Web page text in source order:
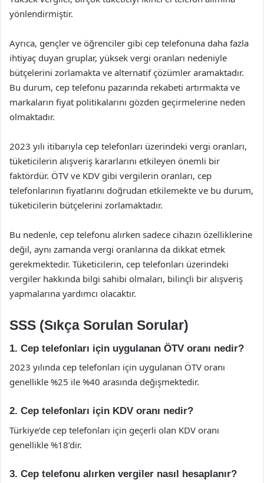
yönlendirmiştir.
Ayrıca, gençler ve öğrenciler gibi cep telefonuna daha fazla
ihtiyaç duyan gruplar, yüksek vergi oranları nedeniyle
bütçelerini zorlamakta ve alternatif çözümler aramaktadır.
Bu durum, cep telefonu pazarında rekabeti artırmakta ve
markaların fiyat politikalarını gözden geçirmelerine neden
olmaktadır.
2023 yılı itibarıyla cep telefonları üzerindeki vergi oranları,
tüketicilerin alışveriş kararlarını etkileyen önemli bir
faktördür. ÖTV ve KDV gibi vergilerin oranları, cep
telefonlarının fiyatlarını doğrudan etkilemekte ve bu durum,
tüketicilerin bütçelerini zorlamaktadır.
Bu nedenle, cep telefonu alırken sadece cihazın özelliklerine
değil, aynı zamanda vergi oranlarına da dikkat etmek
gerekmektedir. Tüketicilerin, cep telefonları üzerindeki
vergiler hakkında bilgi sahibi olmaları, bilinçli bir alışveriş
yapmalarına yardımcı olacaktır.
SSS (Sıkça Sorulan Sorular)
1. Cep telefonları için uygulanan ÖTV oranı nedir?
2023 yılında cep telefonları için uygulanan ÖTV oranı
genellikle %25 ile %40 arasında değişmektedir.
2. Cep telefonları için KDV oranı nedir?
Türkiye’de cep telefonları için geçerli olan KDV oranı
genellikle %18’dir.
3. Cep telefonu alırken vergiler nasıl hesaplanır?